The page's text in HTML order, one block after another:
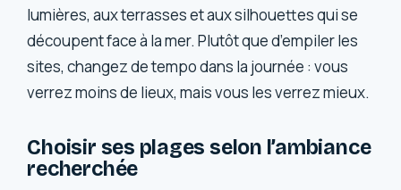
lumières, aux terrasses et aux silhouettes qui se
découpent face à la mer. Plutôt que d’empiler les
sites, changez de tempo dans la journée : vous
verrez moins de lieux, mais vous les verrez mieux.
Choisir ses plages selon l’ambiance
recherchée